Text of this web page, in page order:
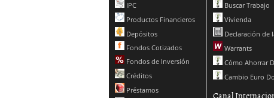
IPC
Productos Financieros
Depósitos
Fondos Cotizados
Fondos de Inversión
Créditos
Préstamos
Buscar Trabajo
Vivienda
Declaración de
Warrants
Cómo Ahorrar
Cambio Euro
Canal